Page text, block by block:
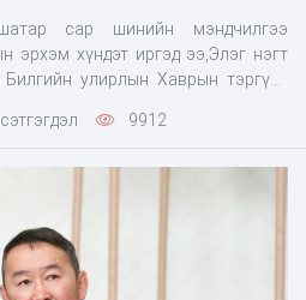
сар шинийн мэндчилгээ
эрхэм хүндэт иргэд ээ,Элэг нэгт
улирлын Хаврын тэргүүн
жил улиран одож, элбэг дэлбэг
9912